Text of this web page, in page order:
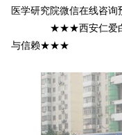
医学研究院微信在线咨询
★★★西安仁爱白
与信赖★★★